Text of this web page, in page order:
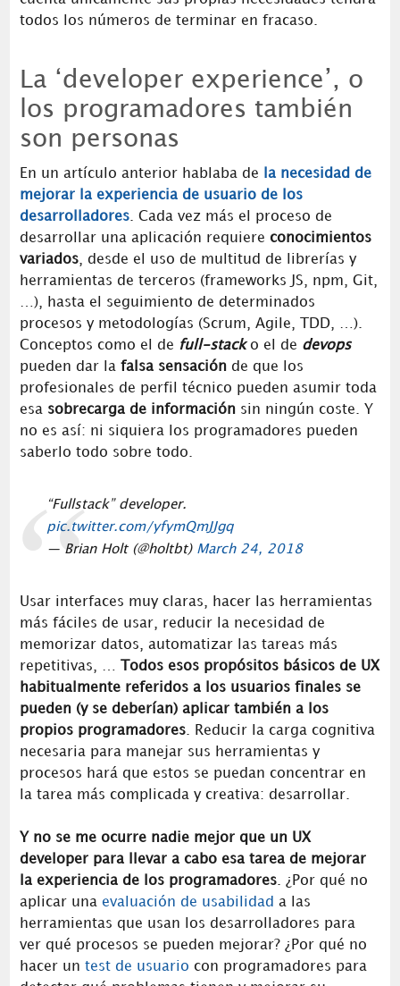
todos los números de terminar en fracaso.
La ‘developer experience’, o
los programadores también
son personas
En un artículo anterior hablaba de
la necesidad de
mejorar la experiencia de usuario de los
desarrolladores. Cada vez más el proceso de
desarrollar una aplicación requiere conocimientos
variados, desde el uso de multitud de librerías y
herramientas de terceros (frameworks JS, npm, Git,
…), hasta el seguimiento de determinados
procesos y metodologías (Scrum, Agile, TDD, …).
Conceptos como el de full-stack o el de devops
pueden dar la falsa sensaciónde que los
profesionales de perfil técnico pueden asumir toda
esa sobrecarga de informaciónsin ningún coste. Y
no es así: ni siquiera los programadores pueden
saberlo todo sobre todo.
“Fullstack” developer.
pic.twitter.com/yfymQmJJgq
— Brian Holt (@holtbt) March 24, 2018
Usar interfaces muy claras, hacer las herramientas
más fáciles de usar, reducir la necesidad de
memorizar datos, automatizar las tareas más
repetitivas, …
Todos esos propósitos básicos de UX
habitualmente referidos a los usuarios finales se
pueden (y se deberían) aplicar también a los
propios programadores. Reducir la carga cognitiva
necesaria para manejar sus herramientas y
procesos hará que estos se puedan concentrar en
la tarea más complicada y creativa: desarrollar.
Y no se me ocurre nadie mejor que un UX
developer para llevar a cabo esa tarea de mejorar
la experiencia de los programadores. ¿Por qué no
aplicar una evaluación de usabilidad a las
herramientas que usan los desarrolladores para
ver qué procesos se pueden mejorar? ¿Por qué no
hacer un test de usuario con programadores para